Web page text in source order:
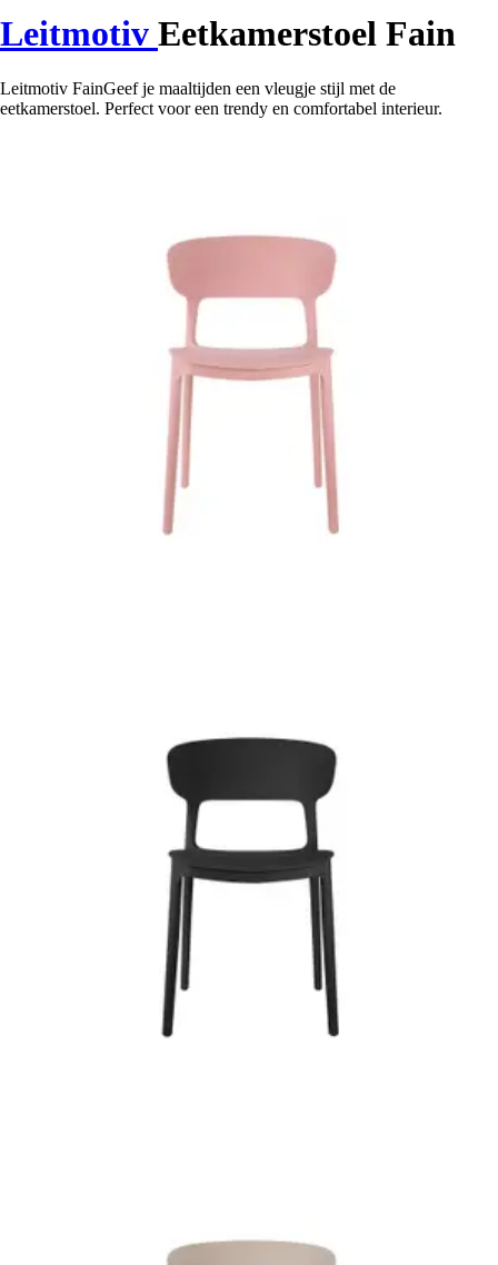
Leitmotiv Eetkamerstoel Fain
Leitmotiv FainGeef je maaltijden een vleugje stijl met de
eetkamerstoel. Perfect voor een trendy en comfortabel interieur.